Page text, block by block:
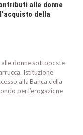
alle donne
della
alle donne sottoposte
Istituzione
alla Banca della
per l’erogazione